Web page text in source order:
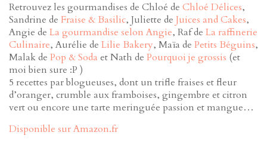
Retrouvez les gourmandises de Chloé de Chloé Délices,
Sandrine de Fraise & Basilic, Juliette de Juices and Cakes,
Angie de La gourmandise selon Angie, Raf de La raffinerie
Culinaire, Aurélie de Lilie Bakery, Maïa de Petits Béguins,
Malak de Pop & Soda et Nath de Pourquoi je grossis (et
moi bien sure :P )
5 recettes par blogueuses, dont un trifle fraises et fleur
d’oranger, crumble aux framboises, gingembre et citron
vert ou encore une tarte meringuée passion et mangue…
Disponible sur Amazon.fr